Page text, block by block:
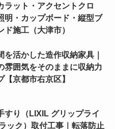
ラット・アクセントクロ
明・カップボード・縦型ブ
ド施工（大津市）
を活かした造作収納家具｜
雰囲気をそのままに収納力
【京都市右京区】
すり（LIXIL グリップライ
ック）取付工事｜転落防止